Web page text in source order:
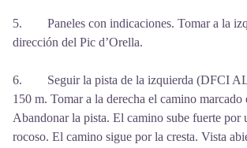
5. Paneles con indicaciones. Tomar a la
dirección del Pic d’Orella.
6. Seguir la pista de la izquierda (DFCI AL
150 m. Tomar a la derecha el camino marcado
Abandonar la pista. El camino sube fuerte por
rocoso. El camino sigue por la cresta. Vista